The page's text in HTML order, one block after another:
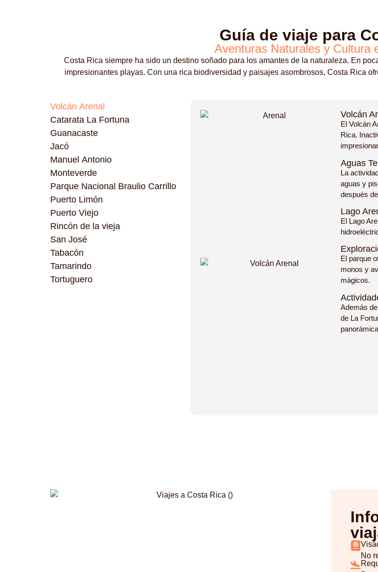
Guía de viaje para
Aventuras Naturales y Cultura
Costa Rica siempre ha sido un destino soñado para los amantes de la naturaleza. En
impresionantes playas. Con una rica biodiversidad y paisajes asombrosos, Costa Rica
Volcán Arenal
Catarata La Fortuna
Guanacaste
Jacó
Manuel Antonio
Monteverde
Parque Nacional Braulio Carrillo
Puerto Limón
Puerto Viejo
Rincón de la vieja
San José
Tabacón
Tamarindo
Tortuguero
Volcán
El Volcán
Rica.
Aguas
La
aguas y
después
Lago
El Lago
El parque
monos y
mágicos.
Además
de La
No